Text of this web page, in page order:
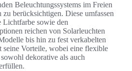
Beleuchtungssystems im Freien
berücksichtigen. Diese umfassen
Lichtfarbe sowie den
reichen von Solarleuchten
bis hin zu fest verkabelten
seine Vorteile, wobei eine flexible
dekorative als auch